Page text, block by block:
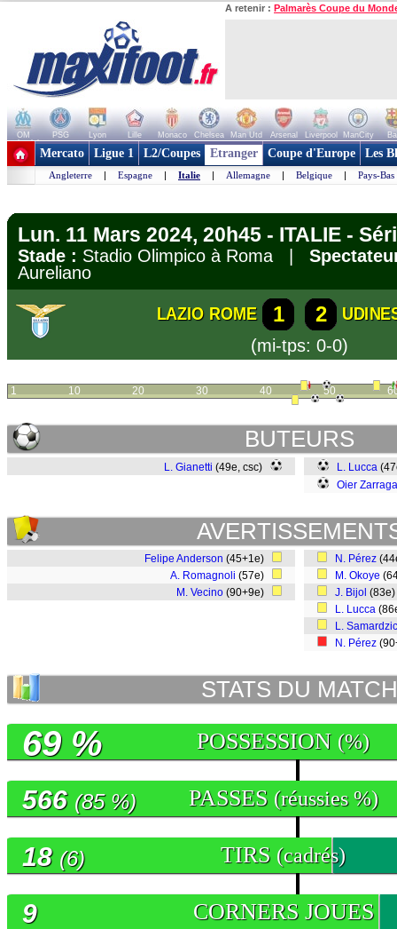
A retenir : Palmarès Coupe du
OM PSG Lyon Lille Monaco Chelsea Man Utd Arsenal Liverpool ManCity
+ de clubs
Mercato Ligue 1 L2/Coupes Etranger Coupe d'Europe Les
Angleterre | Espagne | Italie | Allemagne | Belgique | Pays-Bas
Lun. 11 Mars 2024, 20h45 - ITALIE -
Stade : Stadio Olimpico à Roma |
Aureliano
LAZIO ROME 1 2
(mi-tps: 0-0)
1 10 20 30 40 50
BUTEURS
L. Gianetti (49e, csc) L. Lucca
Oier Zarraga
Felipe Anderson (45+1e)
A. Romagnoli (57e)
M. Vecino (90+9e)
N. Pérez
M. Okoye
J. Bijol
L. Lucca
L. Samardzic
N. Pérez
STATS DU MATCH
POSSESSION (%)
69 %
PASSES (réussies %)
566 (85 %)
TIRS (cadrés)
18 (6)
CORNERS JOUES
9